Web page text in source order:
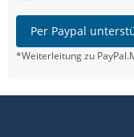
Per Paypal
*Weiterleitung zu